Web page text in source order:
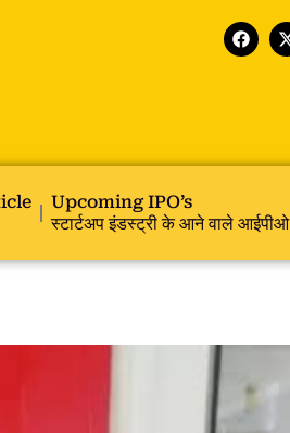
Upcoming IPO’s
स्टार्टअप इंडस्ट्री के आने वाले आईपीओ